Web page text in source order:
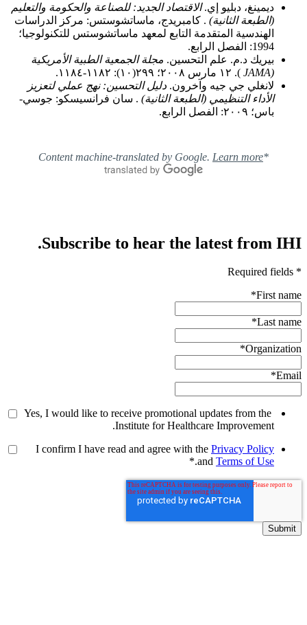
ديمينغ، دبليو إي.الاقتصاد الجديد: للصناعة والحكومة والتعليم
(الطبعة الثانية) . كامبريدج، ماساتشوستس: مركز الدراسات
الهندسية المتقدمة التابع لمعهد ماساتشوستس للتكنولوجيا؛
1994: الفصل الرابع.
بيريك د.م. علم التحسين. مجلة الجمعية الطبية الأمريكية
(JAMA
). ١٢ مارس ٢٠٠٨؛ ٢٩٩(١٠): ١١٨٢-١١٨٤.
لانغلي جي جيه وآخرون. دليل التحسين: نهج عملي لتعزيز
الأداء التنظيمي (الطبعة الثانية) . سان فرانسيسكو: جوسي-
باس؛ ٢٠٠٩: الفصل الرابع.
*Content machine-translated by Google.
Learn more
Subscribe to hear the latest from IHI.
* Required fields
First name
*
Last name
*
Organization
*
Email
*
Yes, I would like to receive promotional updates from the
Institute for Healthcare Improvement.
I confirm I have read and agree with the Privacy Policy
and Terms of Use
.
*